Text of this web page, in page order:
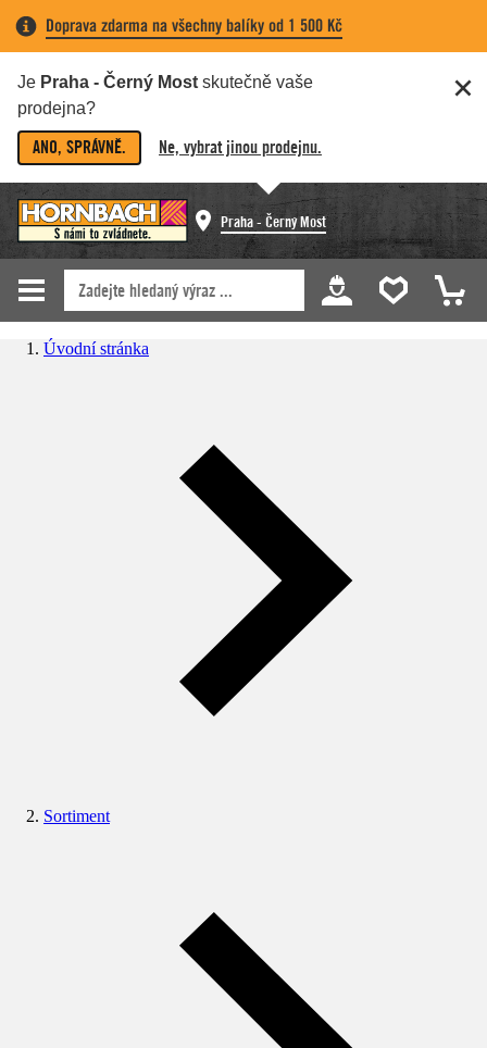
Doprava zdarma na všechny balíky od 1 500 Kč
Je Praha - Černý Most skutečně vaše
prodejna?
ANO, SPRÁVNĚ. Ne, vybrat jinou prodejnu.
Praha - Černý Most
Úvodní stránka
Sortiment